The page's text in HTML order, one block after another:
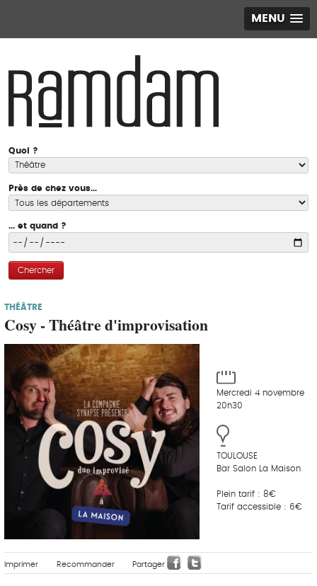
MENU
Quoi ?
Près de chez vous...
... et quand ?
Chercher
THÉÂTRE
Cosy - Théâtre d'improvisation
Mercredi 4 novembre
20h30
TOULOUSE
Bar Salon La Maison
Plein tarif : 8€
Tarif accessible : 6€
Imprimer Recommander Partager